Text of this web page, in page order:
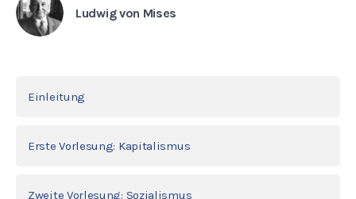
Ludwig von Mises
Einleitung
Erste Vorlesung: Kapitalismus
Zweite Vorlesung: Sozialismus